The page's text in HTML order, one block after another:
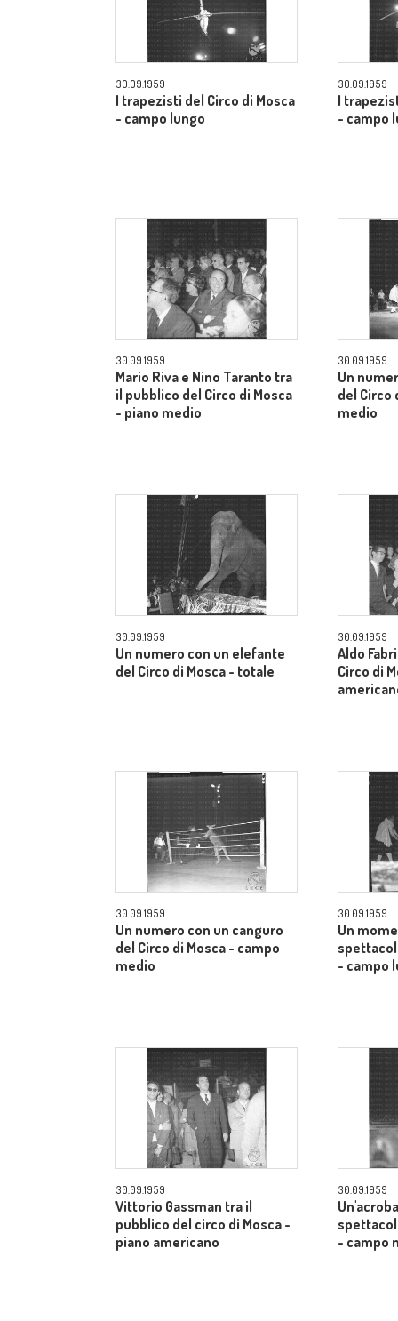
30.09.1959
I trapezisti del Circo di Mosca
- campo lungo
30.09.1959
I
- campo
30.09.1959
Mario Riva e Nino Taranto tra
il pubblico del Circo di Mosca
- piano medio
30.09.1959
Un
del Circo
medio
30.09.1959
Un numero con un elefante
del Circo di Mosca - totale
30.09.1959
Aldo
Circo di
30.09.1959
Un numero con un canguro
del Circo di Mosca - campo
medio
30.09.1959
Un
- campo
30.09.1959
Vittorio Gassman tra il
pubblico del circo di Mosca -
piano americano
30.09.1959
- campo